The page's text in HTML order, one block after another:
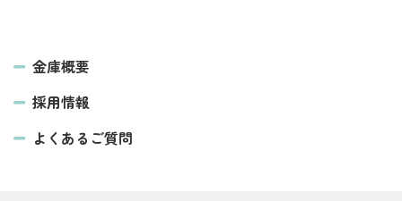
金庫概要
採用情報
よくあるご質問